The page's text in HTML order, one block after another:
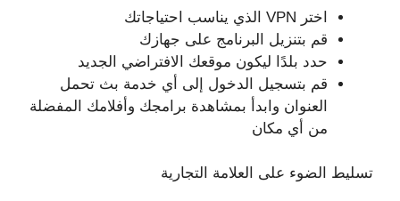
اختر VPN الذي يناسب احتياجاتك
قم بتنزيل البرنامج على جهازك
حدد بلدًا ليكون موقعك الافتراضي الجديد
قم بتسجيل الدخول إلى أي خدمة بث تحمل
العنوان وابدأ بمشاهدة برامجك وأفلامك المفضلة
من أي مكان
تسليط الضوء على العلامة التجارية